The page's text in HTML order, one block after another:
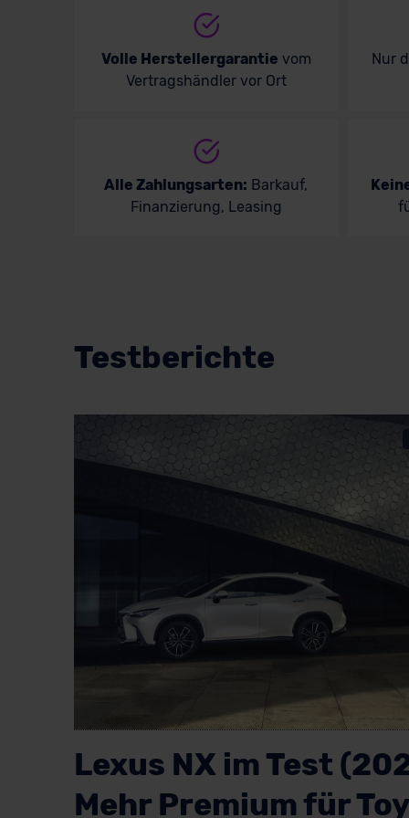
Volle Herstellergarantie vom
Vertragshändler vor Ort
Nur
Alle Zahlungsarten: Barkauf,
Finanzierung, Leasing
Testberichte
Lexus NX im Test
Mehr Premium für